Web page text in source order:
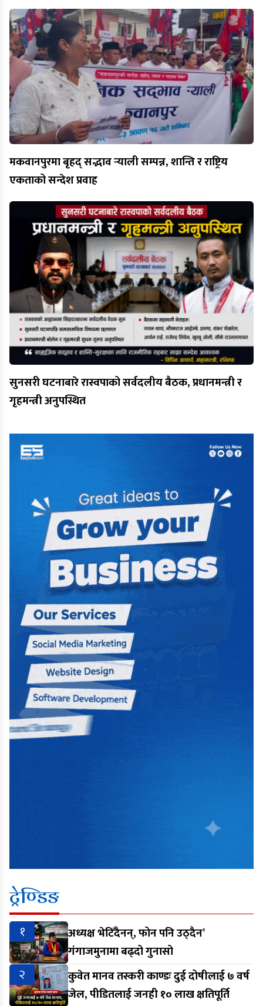
मकवानपुरमा बृहद् सद्भाव र्‍याली सम्पन्न, शान्ति र राष्ट्रिय
एकताको सन्देश प्रवाह
सुनसरी घटनाबारे रास्वपाको सर्वदलीय बैठक, प्रधानमन्त्री र
गृहमन्त्री अनुपस्थित
ट्रेण्डिङ
१
अध्यक्ष भेटिँदैनन्, फोन पनि उठ्दैन’
गंगाजमुनामा बढ्दो गुनासो
२
कुवेत मानव तस्करी काण्डः दुई दोषीलाई ७ वर्ष
जेल, पीडितलाई जनही १० लाख क्षतिपूर्ति